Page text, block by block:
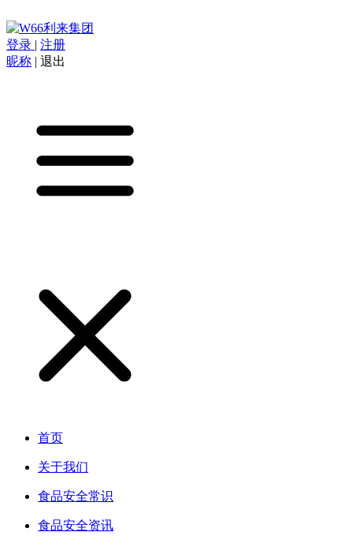
登录 | 注册
昵称 | 退出
首页
关于我们
食品安全常识
食品安全资讯